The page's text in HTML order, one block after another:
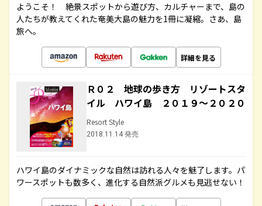
ようこそ！ 絶景スポットから遊び方、カルチャーまで、島の
人たちが教えてくれた奄美大島の魅力を1冊に凝縮。さあ、島
旅へ。
詳細を見る
Ｒ０２ 地球の歩き方 リゾートスタ
イル ハワイ島 ２０１９～２０２０
Resort Style
2018.11.14 発売
ハワイ島のダイナミックな自然は訪れる人々を魅了します。パ
ワースポットも数多く、進化する自然派グルメも見逃せない！